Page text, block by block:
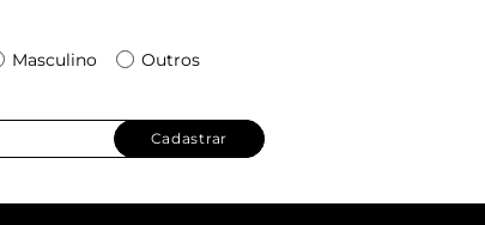
Masculino Outros
Cadastrar